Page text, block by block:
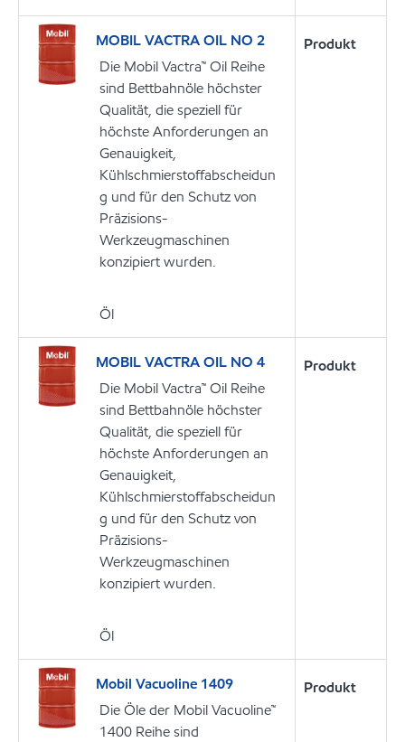
MOBIL VACTRA OIL NO 2
Die Mobil Vactra™ Oil Reihe
sind Bettbahnöle höchster
Qualität, die speziell für
höchste Anforderungen an
Genauigkeit,
Kühlschmierstoffabscheidun
g und für den Schutz von
Präzisions-
Werkzeugmaschinen
konzipiert wurden.
Öl
Produkt
MOBIL VACTRA OIL NO 4
Die Mobil Vactra™ Oil Reihe
sind Bettbahnöle höchster
Qualität, die speziell für
höchste Anforderungen an
Genauigkeit,
Kühlschmierstoffabscheidun
g und für den Schutz von
Präzisions-
Werkzeugmaschinen
konzipiert wurden.
Öl
Produkt
Mobil Vacuoline 1409
Die Öle der Mobil Vacuoline™
1400 Reihe sind
Produkt